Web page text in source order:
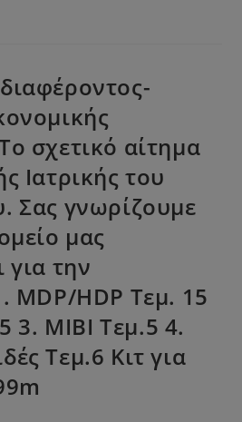
σχετικό αίτημα
Ιατρικής του
Σας γνωρίζουμε
μας
για την
MDP/HDP Τεμ. 15
3. MIBI Τεμ.5 4.
Τεμ.6 Κιτ για